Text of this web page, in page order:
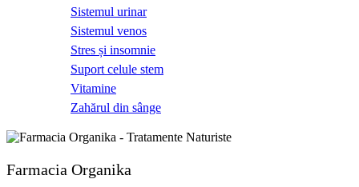
Sistemul urinar
Sistemul venos
Stres și insomnie
Suport celule stem
Vitamine
Zahărul din sânge
Farmacia Organika